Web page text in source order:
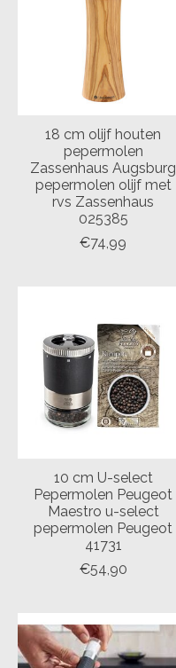
18 cm olijf houten
pepermolen
Zassenhaus Augsburg
pepermolen olijf met
rvs Zassenhaus
025385
€74,99
10 cm U-select
Pepermolen Peugeot
Maestro u-select
pepermolen Peugeot
41731
€54,90